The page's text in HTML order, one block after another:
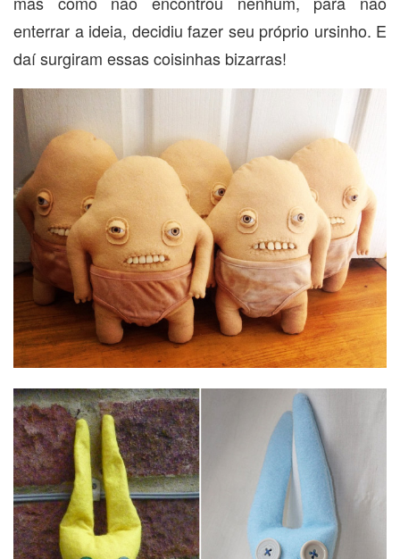
enterrar a ideia, decidiu fazer seu próprio ursinho. E
daí surgiram essas coisinhas bizarras!